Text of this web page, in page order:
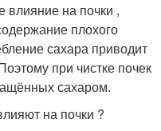
влияние на почки ,
плохого
сахара приводит
при чистке почек
сахаром.
на почки ?